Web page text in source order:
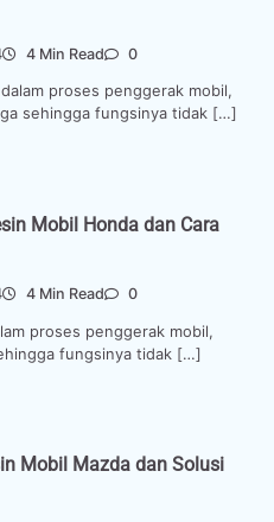
4 Min Read 0
proses penggerak mobil,
sehingga fungsinya tidak […]
Mobil Honda dan Cara
4 Min Read 0
proses penggerak mobil,
fungsinya tidak […]
Mobil Mazda dan Solusi